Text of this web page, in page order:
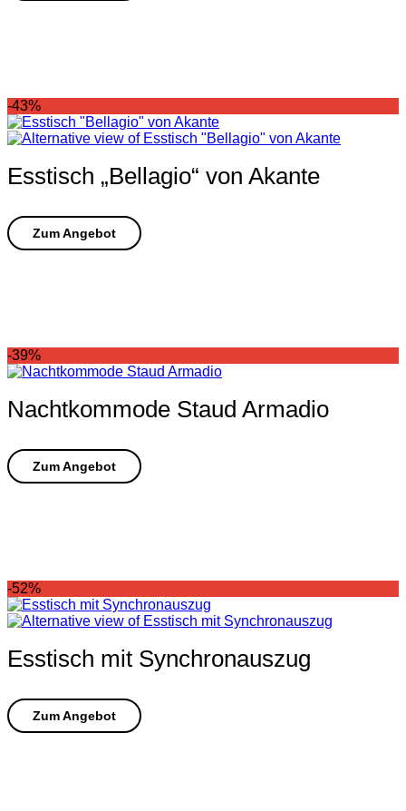
-43%
Esstisch „Bellagio“ von Akante
-39%
Nachtkommode Staud Armadio
-52%
Esstisch mit Synchronauszug